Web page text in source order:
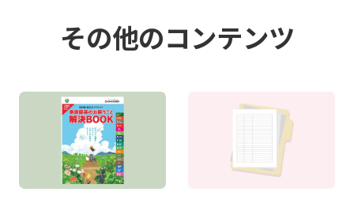
その他のコンテンツ